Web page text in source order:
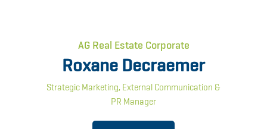
AG Real Estate Corporate
Roxane Decraemer
Strategic Marketing, External Communication &
PR Manager